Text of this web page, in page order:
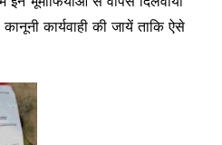
कार्यवाही की जायें ताकि ऐसे